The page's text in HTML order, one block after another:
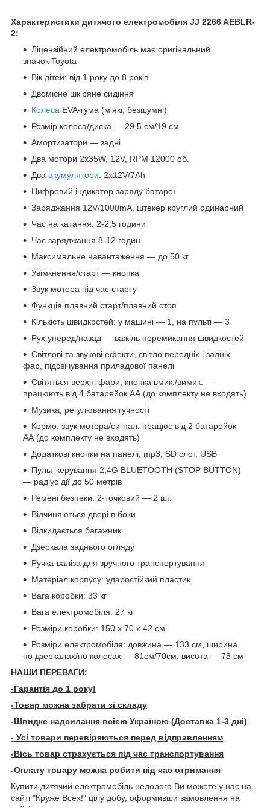
Характеристики дитячого електромобіля JJ 2266 AEBLR-
2:
Ліцензійний електромобіль має оригінальний
значок Toyota
Вік дітей: від 1 року до 8 років
Двомісне шкіряне сидіння
Колеса EVA-гума (м'які, безшумні)
Розмір колеса/диска — 29,5 см/19 см
Амортизатори — задні
Два мотори 2х35W, 12V, RPM 12000 об.
Два акумулятори: 2х12V/7Аh
Цифровий індикатор заряду батареї
Заряджання 12V/1000mА, штекер круглий одинарний
Час на катання: 2-2,5 години
Час заряджання 8-12 годин
Максимальне навантаження — до 50 кг
Увімкнення/старт — кнопка
Звук мотора під час старту
Функція плавний старт/плавний стоп
Кількість швидкостей: у машині — 1, на пульті — 3
Рух уперед/назад — важіль перемикання швидкостей
Світлові та звукові ефекти, світло передніх і задніх
фар, підсвічування приладової панелі
Світяться верхні фари, кнопка вмик./вимик. —
працюють від 4 батарейок АА (до комплекту не входять)
Музика, регулювання гучності
Кермо: звук мотора/сигнал, працює від 2 батарейок
АА (до комплекту не входять)
Додаткові кнопки на панелі, mp3, SD слот, USB
Пульт керування 2,4G BLUETOOTH (STOP BUTTON)
— радіус дії до 50 метрів
Ремені безпеки: 2-точковий — 2 шт.
Відчиняються двері в боки
Відкидається багажник
Дзеркала заднього огляду
Ручка-валіза для зручного транспортування
Матеріал корпусу: ударостійкий пластик
Вага коробки: 33 кг
Вага електромобіля: 27 кг
Розміри коробки: 150 х 70 х 42 см
Розміри електромобіля: довжина — 133 см, ширина
по дзеркалах/по колесах — 81см/70см, висота — 78 см
НАШИ ПЕРЕВАГИ:
-Гарантія до 1 року!
-Товар можна забрати зі складу
-Швидке надсилання всією Україною (Доставка 1-3 дні)
- Усі товари перевіряються перед відправленням
-Вісь товар страхується під час транспортування
-Оплату товару можна робити під час отримання
Купити дитячий електромобіль недорого Ви можете у нас на
сайті "Круже Всех!" цілу добу, оформивши замовлення на